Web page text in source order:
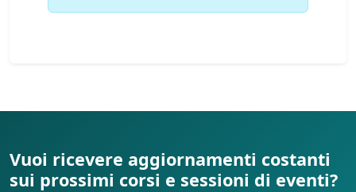
Vuoi ricevere aggiornamenti costanti
sui prossimi corsi e sessioni di eventi?